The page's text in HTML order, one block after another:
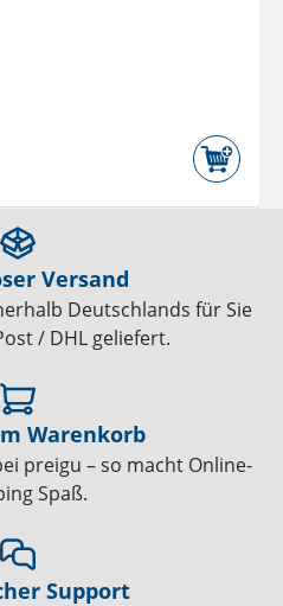
Versand
Deutschlands für Sie
/ DHL geliefert.
Warenkorb
preigu – so macht Online-
Spaß.
Support